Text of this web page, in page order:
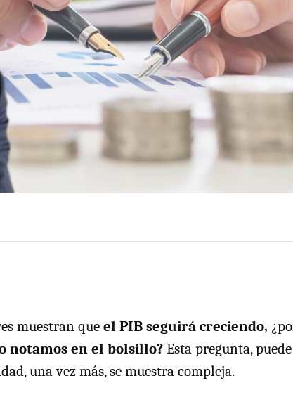
muestran que el PIB seguirá creciendo,
notamos en el bolsillo? Esta pregunta,
una vez más, se muestra compleja.